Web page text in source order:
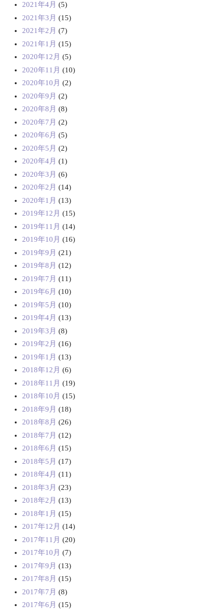
2021年4月 (5)
2021年3月 (15)
2021年2月 (7)
2021年1月 (15)
2020年12月 (5)
2020年11月 (10)
2020年10月 (2)
2020年9月 (2)
2020年8月 (8)
2020年7月 (2)
2020年6月 (5)
2020年5月 (2)
2020年4月 (1)
2020年3月 (6)
2020年2月 (14)
2020年1月 (13)
2019年12月 (15)
2019年11月 (14)
2019年10月 (16)
2019年9月 (21)
2019年8月 (12)
2019年7月 (11)
2019年6月 (10)
2019年5月 (10)
2019年4月 (13)
2019年3月 (8)
2019年2月 (16)
2019年1月 (13)
2018年12月 (6)
2018年11月 (19)
2018年10月 (15)
2018年9月 (18)
2018年8月 (26)
2018年7月 (12)
2018年6月 (15)
2018年5月 (17)
2018年4月 (11)
2018年3月 (23)
2018年2月 (13)
2018年1月 (15)
2017年12月 (14)
2017年11月 (20)
2017年10月 (7)
2017年9月 (13)
2017年8月 (15)
2017年7月 (8)
2017年6月 (15)